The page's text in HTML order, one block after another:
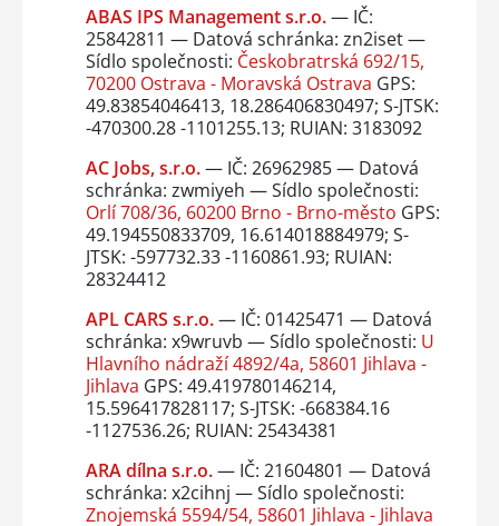
ABAS IPS Management s.r.o.— IČ:
25842811 — Datová schránka: zn2iset —
Sídlo společnosti: Českobratrská 692/15,
70200 Ostrava - Moravská Ostrava GPS:
49.83854046413, 18.286406830497; S-JTSK:
-470300.28 -1101255.13; RUIAN: 3183092
AC Jobs, s.r.o.— IČ: 26962985 — Datová
schránka: zwmiyeh — Sídlo společnosti:
Orlí 708/36, 60200 Brno - Brno-město GPS:
49.194550833709, 16.614018884979; S-
JTSK: -597732.33 -1160861.93; RUIAN:
28324412
APL CARS s.r.o.— IČ: 01425471 — Datová
schránka: x9wruvb — Sídlo společnosti: U
Hlavního nádraží 4892/4a, 58601 Jihlava -
Jihlava GPS: 49.419780146214,
15.596417828117; S-JTSK: -668384.16
-1127536.26; RUIAN: 25434381
ARA dílna s.r.o.— IČ: 21604801 — Datová
schránka: x2cihnj — Sídlo společnosti:
Znojemská 5594/54, 58601 Jihlava - Jihlava